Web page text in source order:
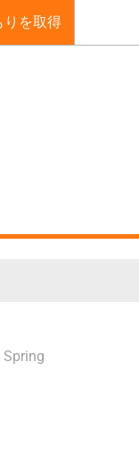
りを取得